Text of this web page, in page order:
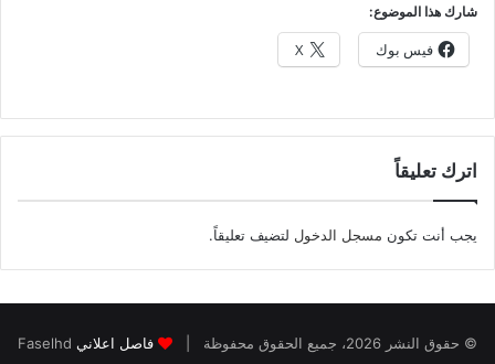
شارك هذا الموضوع:
فيس بوك X
اترك تعليقاً
يجب أنت تكون مسجل الدخول لتضيف تعليقاً.
© حقوق النشر 2026، جميع الحقوق محفوظة | فاصل اعلاني Faselhd